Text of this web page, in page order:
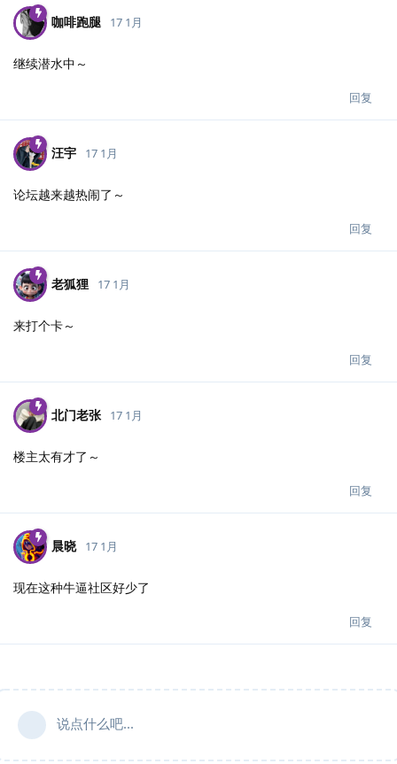
咖啡跑腿 17 1月
继续潜水中～
回复
汪宇 17 1月
论坛越来越热闹了～
回复
老狐狸 17 1月
来打个卡～
回复
北门老张 17 1月
楼主太有才了～
回复
晨晓 17 1月
现在这种牛逼社区好少了
回复
说点什么吧...